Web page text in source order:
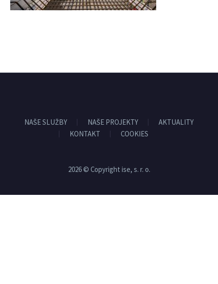
NAŠE SLUŽBY NAŠE PROJEKTY
AKTUALITY
KONTAKT
COOKIES
2026 © Copyright ise, s. r. o.